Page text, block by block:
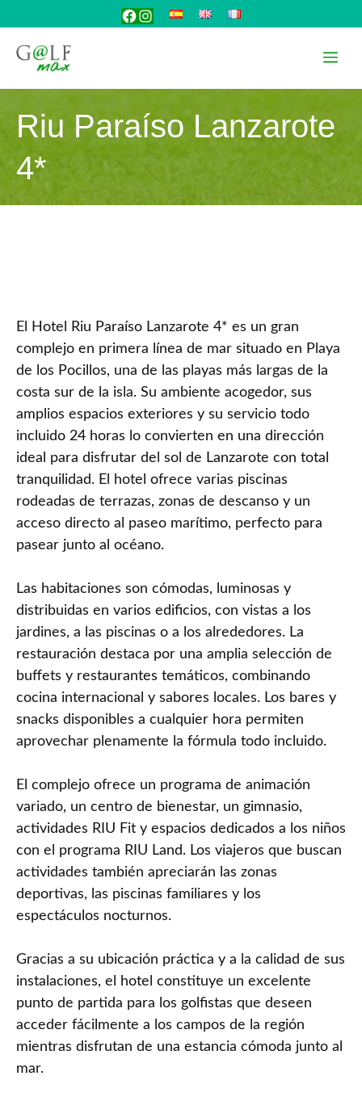
al
contenido
Facebook
Instagram
Riu Paraíso Lanzarote
4*
El Hotel Riu Paraíso Lanzarote 4* es un gran
complejo en primera línea de mar situado en Playa
de los Pocillos, una de las playas más largas de la
costa sur de la isla. Su ambiente acogedor, sus
amplios espacios exteriores y su servicio todo
incluido 24 horas lo convierten en una dirección
ideal para disfrutar del sol de Lanzarote con total
tranquilidad. El hotel ofrece varias piscinas
rodeadas de terrazas, zonas de descanso y un
acceso directo al paseo marítimo, perfecto para
pasear junto al océano.
Las habitaciones son cómodas, luminosas y
distribuidas en varios edificios, con vistas a los
jardines, a las piscinas o a los alrededores. La
restauración destaca por una amplia selección de
buffets y restaurantes temáticos, combinando
cocina internacional y sabores locales. Los bares y
snacks disponibles a cualquier hora permiten
aprovechar plenamente la fórmula todo incluido.
El complejo ofrece un programa de animación
variado, un centro de bienestar, un gimnasio,
actividades RIU Fit y espacios dedicados a los niños
con el programa RIU Land. Los viajeros que buscan
actividades también apreciarán las zonas
deportivas, las piscinas familiares y los
espectáculos nocturnos.
Gracias a su ubicación práctica y a la calidad de sus
instalaciones, el hotel constituye un excelente
punto de partida para los golfistas que deseen
acceder fácilmente a los campos de la región
mientras disfrutan de una estancia cómoda junto al
mar.